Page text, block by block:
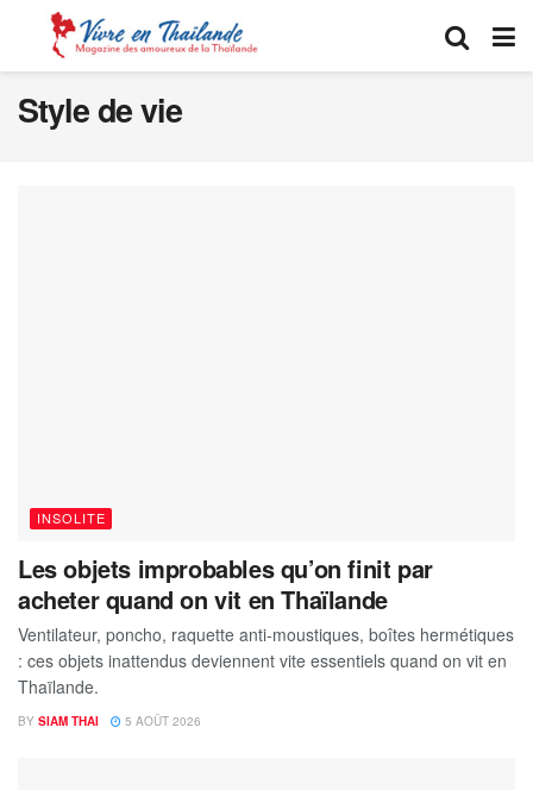
Style de vie
INSOLITE
Les objets improbables qu’on finit par
acheter quand on vit en Thaïlande
Ventilateur, poncho, raquette anti-moustiques, boîtes hermétiques
: ces objets inattendus deviennent vite essentiels quand on vit en
Thaïlande.
BY SIAM THAI 5 AOÛT 2026